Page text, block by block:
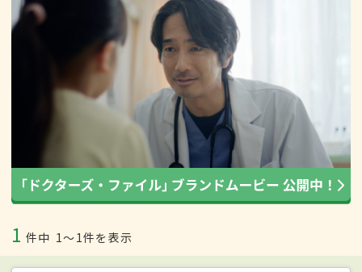
1 件中 1〜1件を表示